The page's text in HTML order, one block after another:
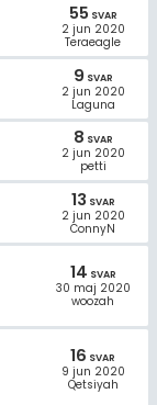
55 SVAR
2 jun 2020
Teraeagle
9 SVAR
2 jun 2020
Laguna
8 SVAR
2 jun 2020
petti
13 SVAR
2 jun 2020
ConnyN
14 SVAR
30 maj 2020
woozah
16 SVAR
9 jun 2020
Qetsiyah